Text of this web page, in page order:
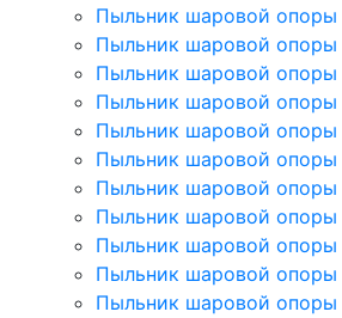
Пыльник шаровой опоры
Пыльник шаровой опоры
Пыльник шаровой опоры
Пыльник шаровой
Пыльник шаровой
Пыльник шаровой
Пыльник шаровой опоры
Пыльник шаровой
Пыльник шаровой опоры
Пыльник шаровой опоры
Пыльник шаровой опоры